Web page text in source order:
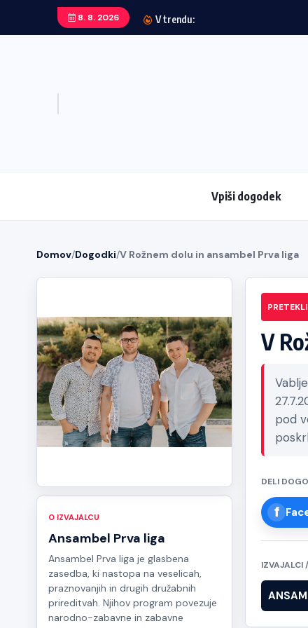
8. 8. 2026 V trendu:
Vpiši dogodek
Domov/Dogodki/V Rožnem dolu in ansambel Prva liga
O IZVAJALCU
Ansambel Prva liga
Ansambel Prva liga je glasbena
zasedba, ki nastopa na veselicah,
praznovanjih in drugih družabnih
prireditvah. Njihov program povezuje
narodno-zabavne in zabavne
V
pod
DELI
IZVAJALCI